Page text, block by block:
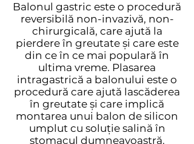
Balonul gastric este o procedură
reversibilă non-invazivă, non-
chirurgicală, care ajută la
pierdere în greutate și care este
din ce în ce mai populară în
ultima vreme. Plasarea
intragastrică a balonului este o
procedură care ajută lascăderea
în greutate și care implică
montarea unui balon de silicon
umplut cu soluție salină în
stomacul dumneavoastră.